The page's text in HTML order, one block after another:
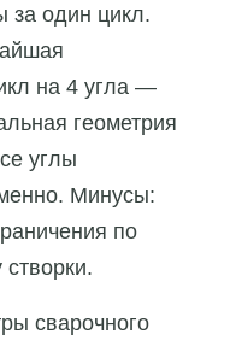
за один цикл.
на 4 угла —
геометрия
углы
Минусы:
по
сварочного